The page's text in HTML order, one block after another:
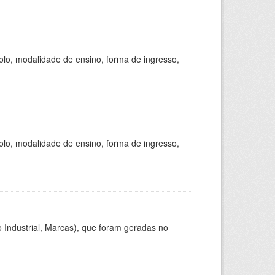
modalidade de ensino, forma de ingresso,
modalidade de ensino, forma de ingresso,
Marcas), que foram geradas no